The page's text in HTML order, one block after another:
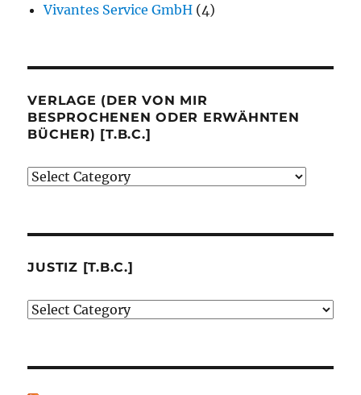
Vivantes Service GmbH (4)
VERLAGE (DER VON MIR
BESPROCHENEN ODER ERWÄHNTEN
BÜCHER) [T.B.C.]
Verlage
besprochenen
erwähnten
JUSTIZ [T.B.C.]
Justiz